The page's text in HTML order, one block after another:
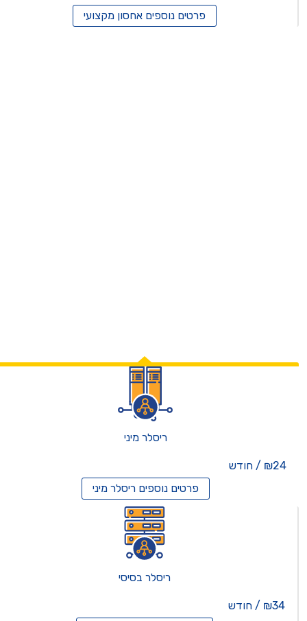
פרטים נוספיםאחסון מקצועי
ריסלר מיני
₪24 / חודש
פרטים נוספיםריסלר מיני
ריסלר בסיסי
₪34 / חודש